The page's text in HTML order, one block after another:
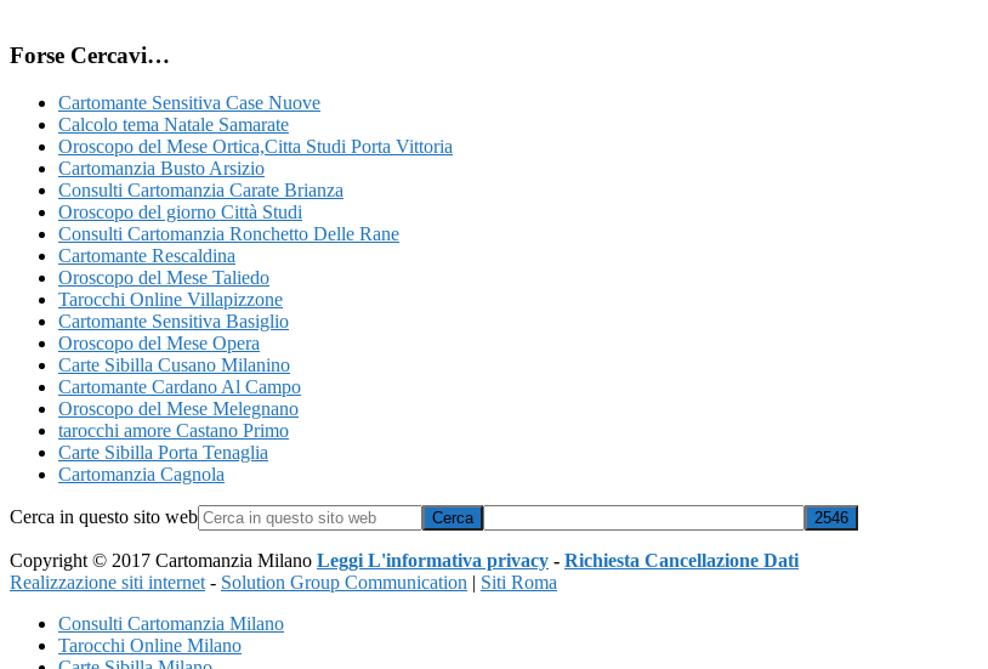
Forse Cercavi…
Cartomante Sensitiva Case Nuove
Calcolo tema Natale Samarate
Oroscopo del Mese Ortica​,Citta Studi​ Porta Vittoria
Cartomanzia Busto Arsizio
Consulti Cartomanzia Carate Brianza
Oroscopo del giorno Città Studi
Consulti Cartomanzia Ronchetto Delle Rane
Cartomante Rescaldina
Oroscopo del Mese Taliedo
Tarocchi Online Villapizzone
Cartomante Sensitiva Basiglio
Oroscopo del Mese Opera
Carte Sibilla Cusano Milanino
Cartomante Cardano Al Campo
Oroscopo del Mese Melegnano
tarocchi amore Castano Primo
Carte Sibilla Porta Tenaglia
Cartomanzia Cagnola
Cerca in questo sito web
Copyright © 2017 Cartomanzia Milano Leggi L'informativa privacy - Richiesta Cancellazione Dati
Realizzazione siti internet - Solution Group Communication | Siti Roma
Consulti Cartomanzia Milano
Tarocchi Online Milano